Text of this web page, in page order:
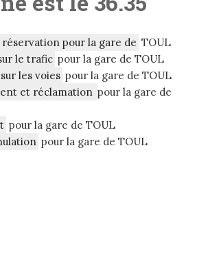
pour la gare de TOUL
le trafic pour la gare de TOUL
les voies pour la gare de TOUL
et réclamation pour la gare de
pour la gare de TOUL
pour la gare de TOUL